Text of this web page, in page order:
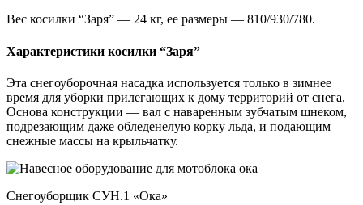
Вес косилки “Заря” — 24 кг, ее размеры — 810/930/780.
Характеристики косилки “Заря”
Эта снегоуборочная насадка используется только в зимнее
время для уборки прилегающих к дому территорий от снега.
Основа конструкции — вал с наваренным зубчатым шнеком,
подрезающим даже обледенелую корку льда, и подающим
снежные массы на крыльчатку.
Снегоуборщик СУН.1 «Ока»